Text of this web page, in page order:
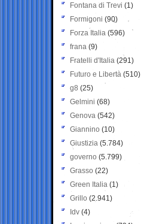
Fontana di Trevi (1)
Formigoni (90)
Forza Italia (596)
frana (9)
Fratelli d'Italia (291)
Futuro e Libertà (510)
g8 (25)
Gelmini (68)
Genova (542)
Giannino (10)
Giustizia (5.784)
governo (5.799)
Grasso (22)
Green Italia (1)
Grillo (2.941)
Idv (4)